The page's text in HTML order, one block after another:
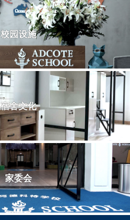
校园设施
宿舍文化
家委会